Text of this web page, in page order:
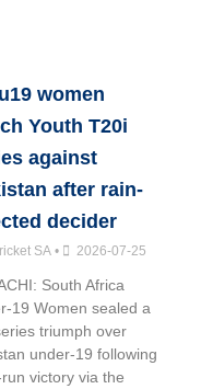
women
Youth T20i
against
after rain-
decider
SA • 2026-07-25
South Africa
19 Women sealed a
triumph over
under-19 following
victory via the